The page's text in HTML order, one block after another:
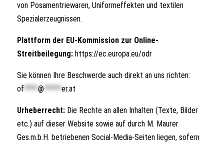
von Posamentriewaren, Uniformeffekten und textilen
Spezialerzeugnissen.
Plattform der EU-Kommission zur Online-
Streitbeilegung: https://ec.europa.eu/odr
Sie können Ihre Beschwerde auch direkt an uns richten:
of****@*****er.at
Urheberrecht: Die Rechte an allen Inhalten (Texte, Bilder
etc.) auf dieser Website sowie auf durch M. Maurer
Ges.m.b.H. betriebenen Social-Media-Seiten liegen, sofern